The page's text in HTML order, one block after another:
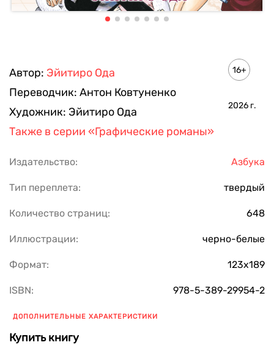
Автор: Эйитиро Ода
Переводчик: Антон Ковтуненко
Художник: Эйитиро Ода
16+
2026 г.
Также в серии «Графические романы»
Издательство: Азбука
Тип переплета: твердый
Количество страниц: 648
Иллюстрации: черно-белые
Формат: 123х189
ISBN: 978-5-389-29954-2
ДОПОЛНИТЕЛЬНЫЕ ХАРАКТЕРИСТИКИ
Купить книгу